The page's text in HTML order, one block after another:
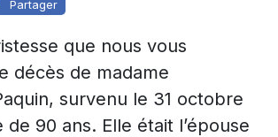
Partager
que nous vous
décès de madame
survenu le 31 octobre
de 90 ans. Elle était l’épouse